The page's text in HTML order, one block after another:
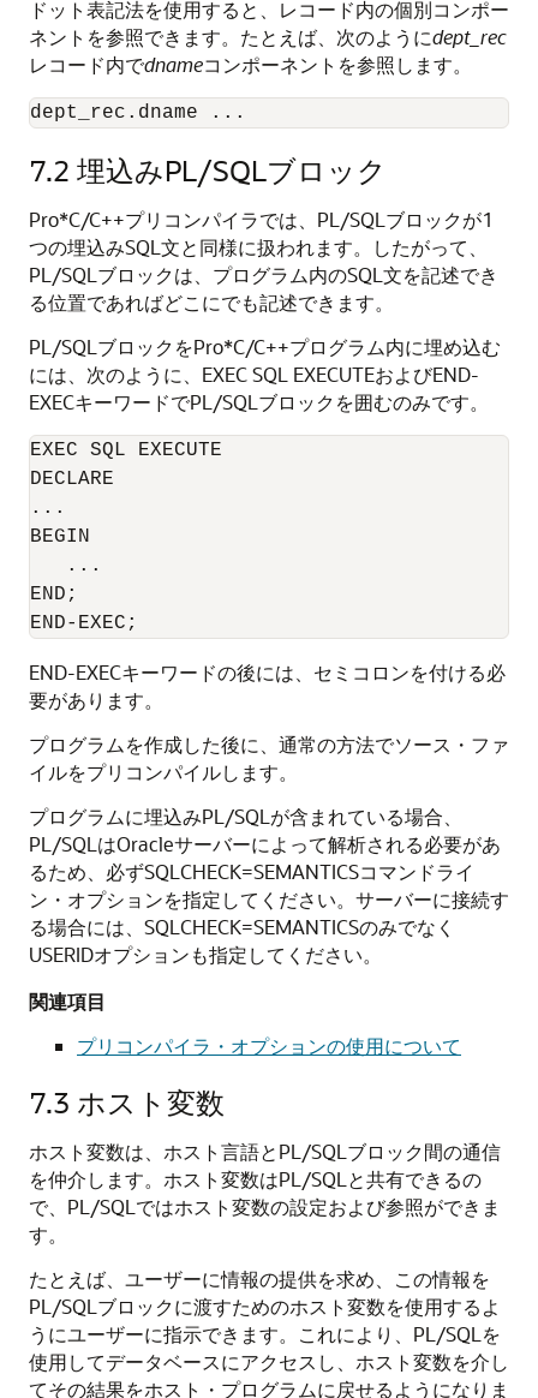
ドット表記法を使用すると、レコード内の個別コンポー
ネントを参照できます。たとえば、次のようにdept_rec
レコード内でdnameコンポーネントを参照します。
dept_rec.dname ...
7.2 埋込みPL/SQLブロック
Pro*C/C++プリコンパイラでは、PL/SQLブロックが1
つの埋込みSQL文と同様に扱われます。したがって、
PL/SQLブロックは、プログラム内のSQL文を記述でき
る位置であればどこにでも記述できます。
PL/SQLブロックをPro*C/C++プログラム内に埋め込む
には、次のように、EXEC SQL EXECUTEおよびEND-
EXECキーワードでPL/SQLブロックを囲むのみです。
EXEC SQL EXECUTE
DECLARE
...
BEGIN
   ...
END;
END-EXECキーワードの後には、セミコロンを付ける必
要があります。
プログラムを作成した後に、通常の方法でソース・ファ
イルをプリコンパイルします。
プログラムに埋込みPL/SQLが含まれている場合、
PL/SQLはOracleサーバーによって解析される必要があ
るため、必ずSQLCHECK=SEMANTICSコマンドライ
ン・オプションを指定してください。サーバーに接続す
る場合には、SQLCHECK=SEMANTICSのみでなく
USERIDオプションも指定してください。
関連項目
プリコンパイラ・オプションの使用について
7.3 ホスト変数
ホスト変数は、ホスト言語とPL/SQLブロック間の通信
を仲介します。ホスト変数はPL/SQLと共有できるの
で、PL/SQLではホスト変数の設定および参照ができま
す。
たとえば、ユーザーに情報の提供を求め、この情報を
PL/SQLブロックに渡すためのホスト変数を使用するよ
うにユーザーに指示できます。これにより、PL/SQLを
使用してデータベースにアクセスし、ホスト変数を介し
てその結果をホスト・プログラムに戻せるようになりま